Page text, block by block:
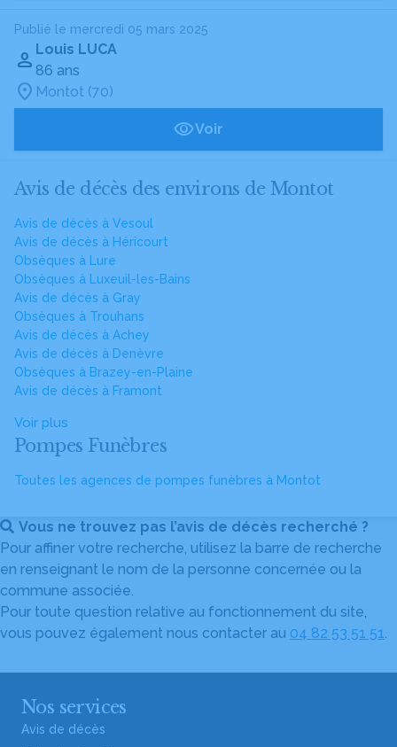
Publié le mercredi 05 mars 2025
Louis LUCA
86 ans
Montot (70)
Voir
Avis de décès des environs de Montot
Avis de décès à Vesoul
Avis de décès à Héricourt
Obsèques à Lure
Obsèques à Luxeuil-les-Bains
Avis de décès à Gray
Obsèques à Trouhans
Avis de décès à Achey
Avis de décès à Denèvre
Obsèques à Brazey-en-Plaine
Avis de décès à Framont
Voir plus
Pompes Funèbres
Toutes les agences de pompes funèbres à Montot
Vous ne trouvez pas l’avis de décès recherché ?
Pour affiner votre recherche, utilisez la barre de recherche
en renseignant le nom de la personne concernée ou la
commune associée.
Pour toute question relative au fonctionnement du site,
vous pouvez également nous contacter au 04 82 53 51 51.
Nos services
Avis de décès